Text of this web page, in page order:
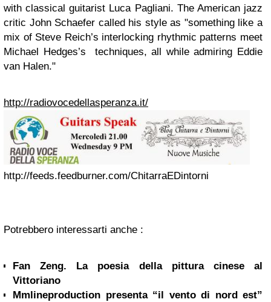
with classical guitarist Luca Pagliani. The American jazz
critic John Schaefer called his style as "something like a
mix of Steve Reich’s interlocking rhythmic patterns meet
Michael Hedges’s techniques, all while admiring Eddie
van Halen."
http://radiovocedellasperanza.it/
http://feeds.feedburner.com/ChitarraEDintorni
Potrebbero interessarti anche :
Fan Zeng. La poesia della pittura cinese al
Vittoriano
Mmlineproduction presenta “il vento di nord est”